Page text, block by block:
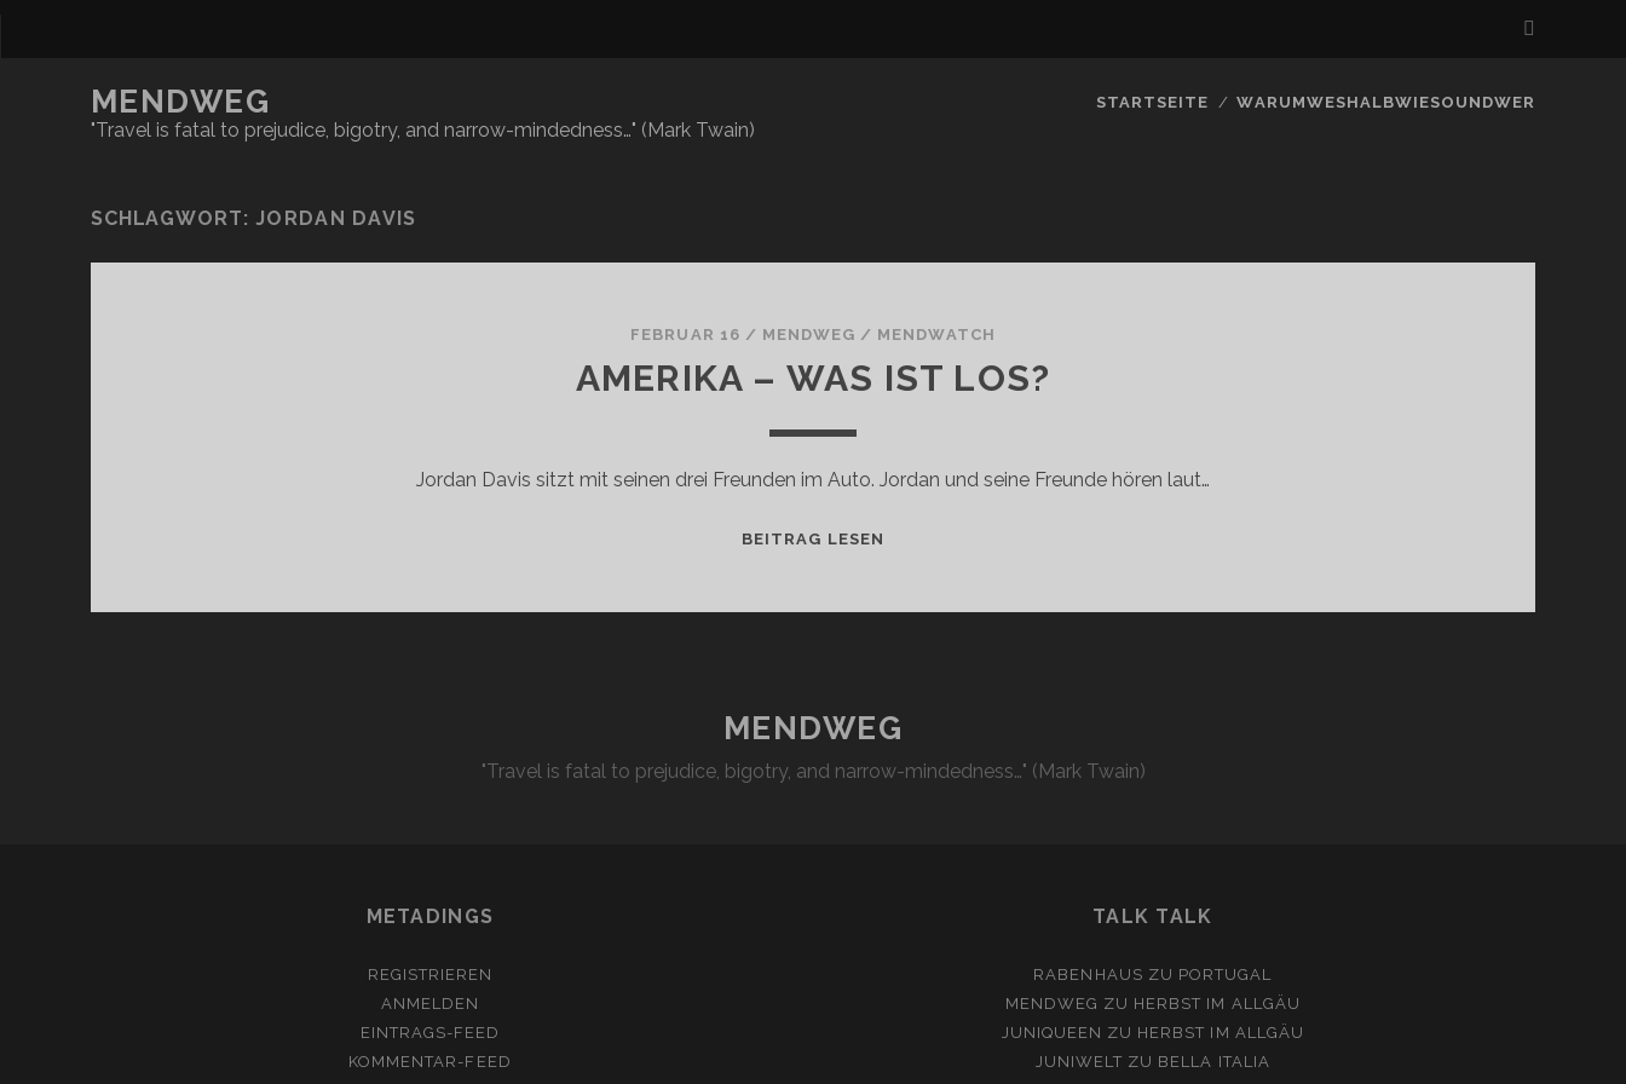
MENDWEG
"Travel is fatal to prejudice, bigotry, and narrow-mindedness…" (Mark Twain)
STARTSEITE WARUMWESHALBWIESOUNDWER
SCHLAGWORT:JORDAN DAVIS
FEBRUAR 16 / MENDWEG / MENDWATCH
AMERIKA – WAS IST LOS?
Jordan Davis sitzt mit seinen drei Freunden im Auto. Jordan und seine Freunde hören laut…
BEITRAG LESEN
MENDWEG
"Travel is fatal to prejudice, bigotry, and narrow-mindedness…" (Mark Twain)
METADINGS
REGISTRIEREN
ANMELDEN
EINTRAGS-FEED
KOMMENTAR-FEED
TALK TALK
RABENHAUS ZU PORTUGAL
MENDWEG ZU HERBST IM ALLGÄU
JUNIQUEEN ZU HERBST IM ALLGÄU
JUNIWELT ZU BELLA ITALIA